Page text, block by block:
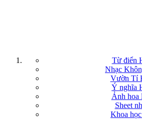
Từ điển
Nhạc
Vườn Tí
Ý nghĩa
Ảnh hoa
Sheet
Khoa